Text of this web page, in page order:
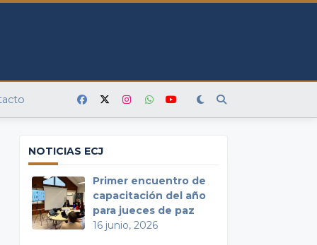
NOTICIAS ECJ
Primer encuentro de
capacitación del año
para jueces de paz
16 junio, 2026